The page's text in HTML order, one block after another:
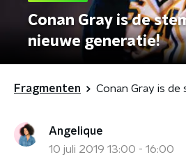
Conan Gray is de
nieuwe generatie!
Fragmenten
Angelique
10 juli 2019 13:00 - 16:00